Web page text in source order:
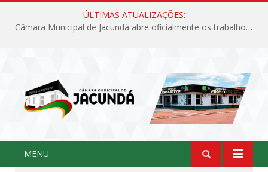
ÚLTIMAS ATUALIZAÇÕES:
Câmara Municipal de Jacundá abre oficialmente os trabalhos legislativos de 2026
MENU